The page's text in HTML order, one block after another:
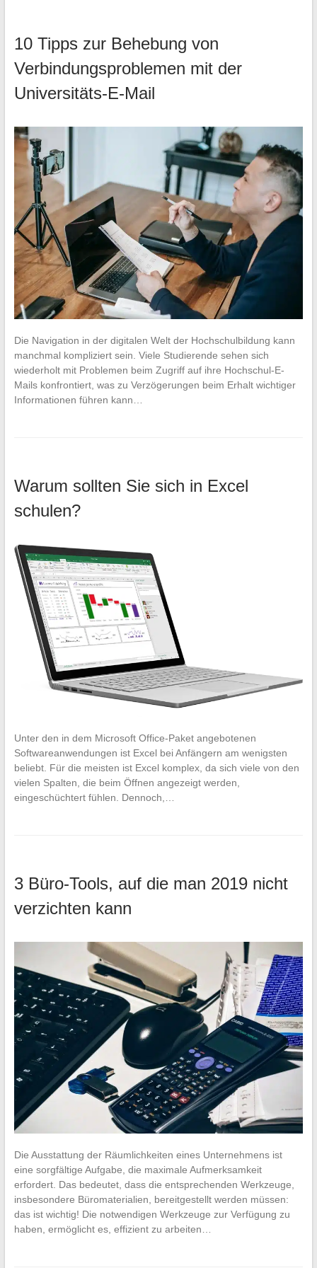
10 Tipps zur Behebung von
Verbindungsproblemen mit der
Universitäts-E-Mail
Die Navigation in der digitalen Welt der Hochschulbildung kann
manchmal kompliziert sein. Viele Studierende sehen sich
wiederholt mit Problemen beim Zugriff auf ihre Hochschul-E-
Mails konfrontiert, was zu Verzögerungen beim Erhalt wichtiger
Informationen führen kann…
Warum sollten Sie sich in Excel
schulen?
Unter den in dem Microsoft Office-Paket angebotenen
Softwareanwendungen ist Excel bei Anfängern am wenigsten
beliebt. Für die meisten ist Excel komplex, da sich viele von den
vielen Spalten, die beim Öffnen angezeigt werden,
eingeschüchtert fühlen. Dennoch,…
3 Büro-Tools, auf die man 2019 nicht
verzichten kann
Die Ausstattung der Räumlichkeiten eines Unternehmens ist
eine sorgfältige Aufgabe, die maximale Aufmerksamkeit
erfordert. Das bedeutet, dass die entsprechenden Werkzeuge,
insbesondere Büromaterialien, bereitgestellt werden müssen:
das ist wichtig! Die notwendigen Werkzeuge zur Verfügung zu
haben, ermöglicht es, effizient zu arbeiten…